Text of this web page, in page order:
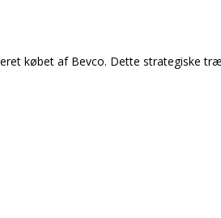
købet af Bevco. Dette strategiske